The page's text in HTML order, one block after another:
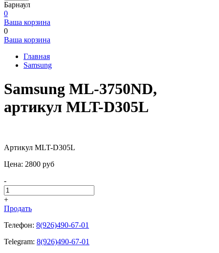
Барнаул
0
Ваша корзина
0
Ваша корзина
Главная
Samsung
Samsung ML-3750ND,
артикул MLT-D305L
Артикул MLT-D305L
Цена: 2800 pуб
-
+
Продать
Телефон: 8(926)490-67-01
Telegram: 8(926)490-67-01